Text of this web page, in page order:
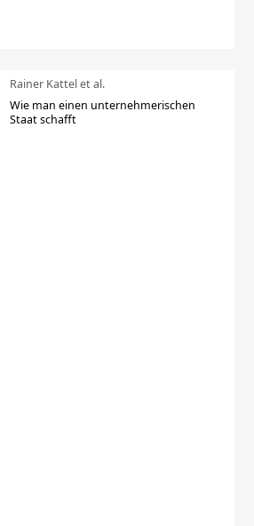
Rainer Kattel et al.
Wie man einen unternehmerischen
Staat schafft